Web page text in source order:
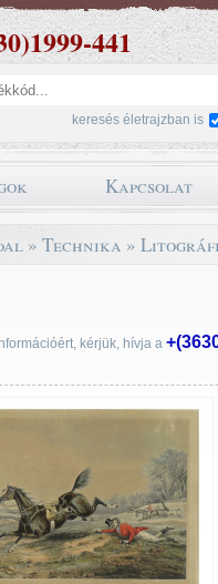
441
keresés életrajzban is
Kapcsolat
» Technika »
kérjük, hívja a